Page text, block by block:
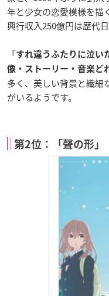
年と少女の恋愛模様を描
興行収入250億円は歴代
「すれ違うふたりに泣い
像・ストーリー・音楽ど
多く、美しい背景と繊細
がいるようです。
第2位：「聲の形」